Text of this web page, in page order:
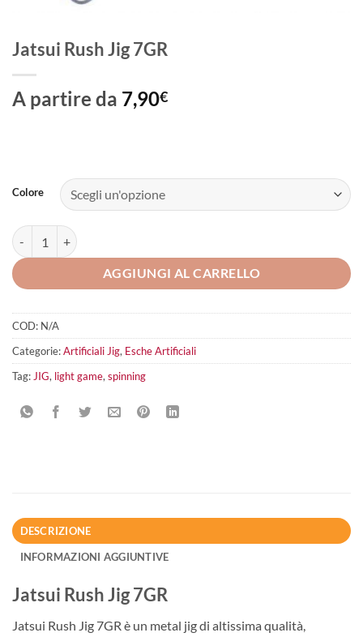
Jatsui Rush Jig 7GR
A partire da 7,90€
Colore
Jatsui Rush Jig 7GR quantità
AGGIUNGI AL CARRELLO
COD: N/A
Categorie:Artificiali Jig, Esche Artificiali
Tag: JIG, light game, spinning
DESCRIZIONE
INFORMAZIONI AGGIUNTIVE
Jatsui Rush Jig 7GR
Jatsui Rush Jig 7GR è un metal jig di altissima qualità,